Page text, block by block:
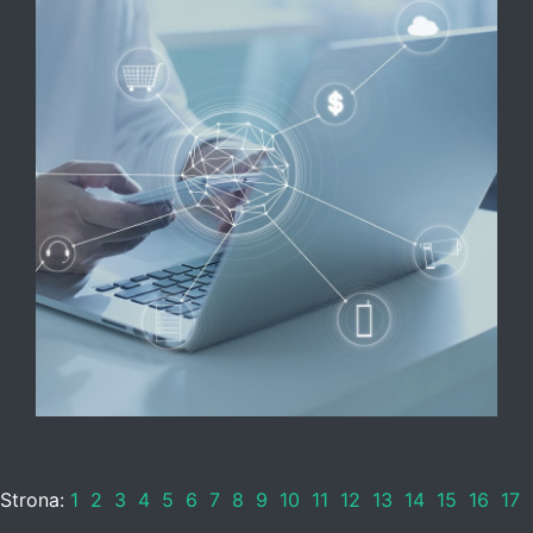
Strona: 1 2 3 4 5 6 7 8 9 10 11 12 13 14 15 16 17